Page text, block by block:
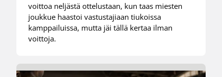
voittoa neljästä ottelustaan, kun taas miesten
joukkue haastoi vastustajiaan tiukoissa
kamppailuissa, mutta jäi tällä kertaa ilman
voittoja.